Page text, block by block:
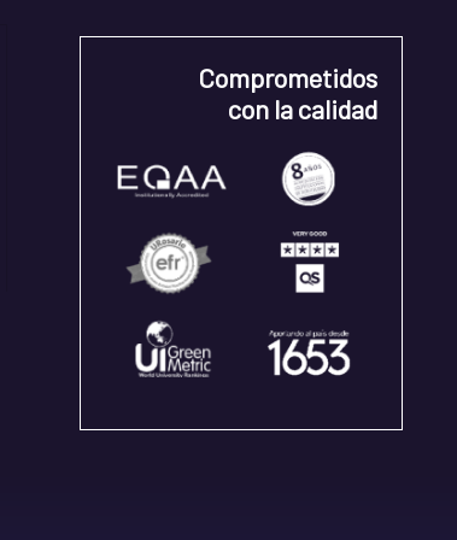
Comprometidos
con la calidad